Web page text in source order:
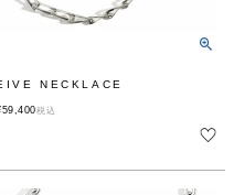
NECKLACE
59,400税込